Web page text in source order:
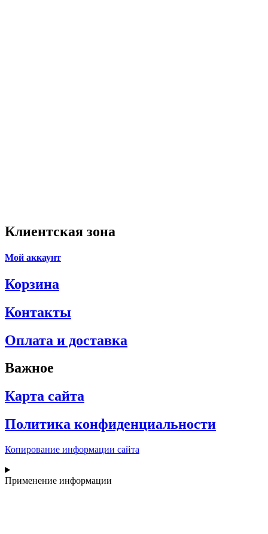
Клиентская зона
Мой аккаунт
Корзина
Контакты
Оплата и доставка
Важное
Карта сайта
Политика конфиденциальности
Копирование информации сайта
Применение информации